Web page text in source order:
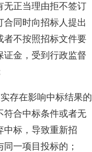
无正当理由拒不签订
合同时向招标人提出
者不按照招标文件要
证金，受到行政监督
存在影响中标结果的
符合中标条件或者无
中标，导致重新招
一项目投标的；